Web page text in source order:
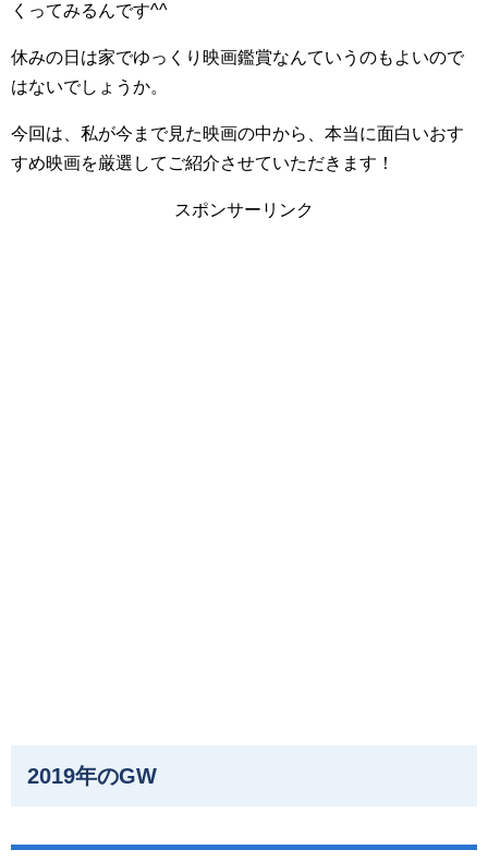
くってみるんです^^
休みの日は家でゆっくり映画鑑賞なんていうのもよいので
はないでしょうか。
今回は、私が今まで見た映画の中から、本当に面白いおす
すめ映画を厳選してご紹介させていただきます！
スポンサーリンク
2019年のGW